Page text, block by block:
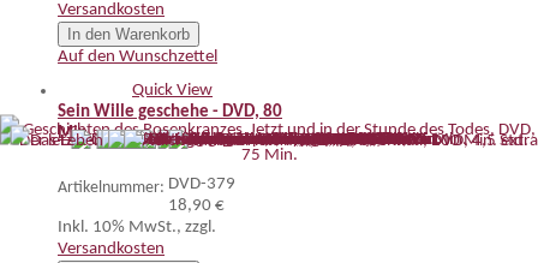
Versandkosten
In den Warenkorb
Auf den Wunschzettel
Quick View
Sein Wille geschehe - DVD, 80
Min.
Artikelnummer: DVD-379
18,90 €
Inkl. 10% MwSt., zzgl.
Versandkosten